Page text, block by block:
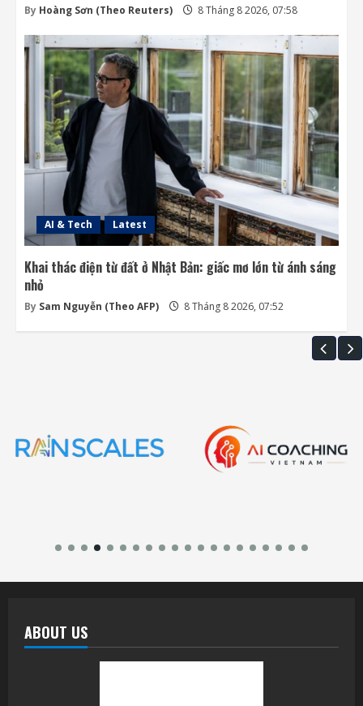
By Hoàng Sơn (Theo Reuters) 8 Tháng 8 2026, 07:58
AI & Tech Latest
Khai thác điện từ đất ở Nhật Bản: giấc mơ lớn từ ánh sáng
nhỏ
By Sam Nguyễn (Theo AFP) 8 Tháng 8 2026, 07:52
ABOUT US